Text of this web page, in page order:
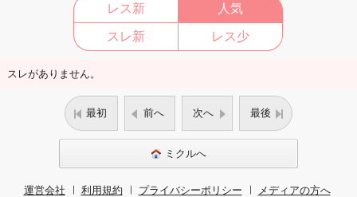
レス新
人気
スレ新
レス少
スレがありません。
最初 前へ 次へ 最後
ミクルへ
運営会社 利用規約 プライバシーポリシー
メディアの方へ